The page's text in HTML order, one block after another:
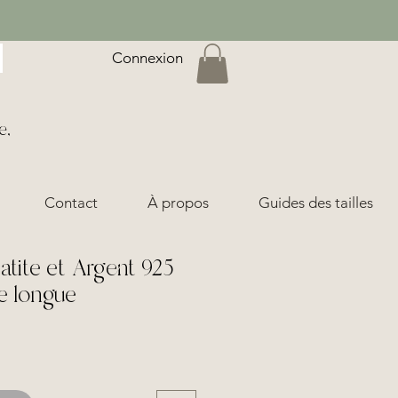
Connexion
Contact À propos Guides des tailles
et Argent 925
longue